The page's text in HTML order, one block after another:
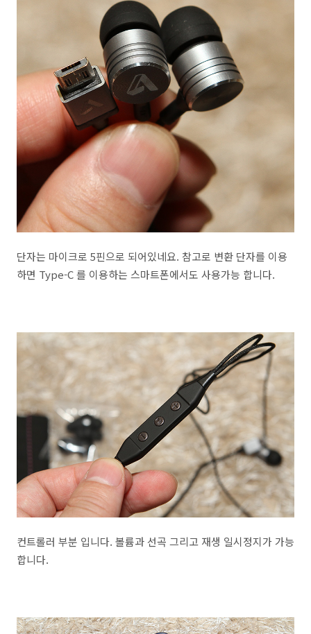
단자는 마이크로 5핀으로 되어있네요. 참고로 변환 단자를 이용
하면 Type-C 를 이용하는 스마트폰에서도 사용가능 합니다.
컨트롤러 부분 입니다. 볼륨과 선곡 그리고 재생 일시정지가 가능
합니다.